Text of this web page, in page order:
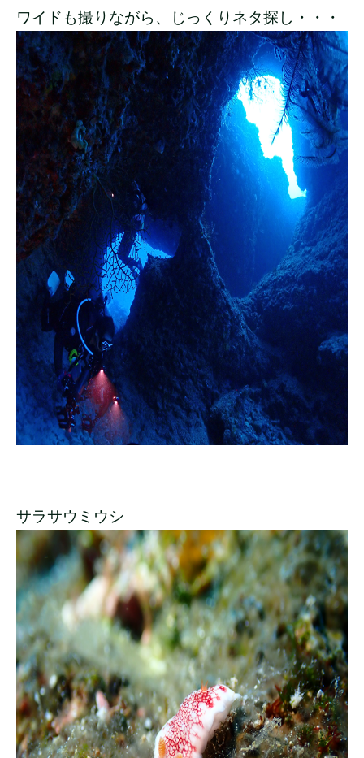
ワイドも撮りながら、じっくりネタ探し・・・
サラサウミウシ